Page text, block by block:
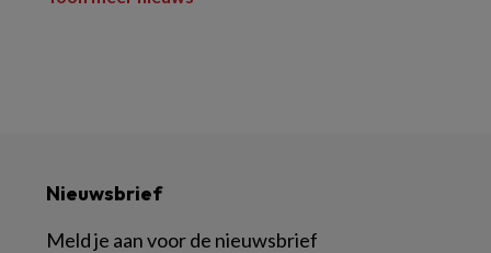
Nieuwsbrief
Meld je aan voor de nieuwsbrief